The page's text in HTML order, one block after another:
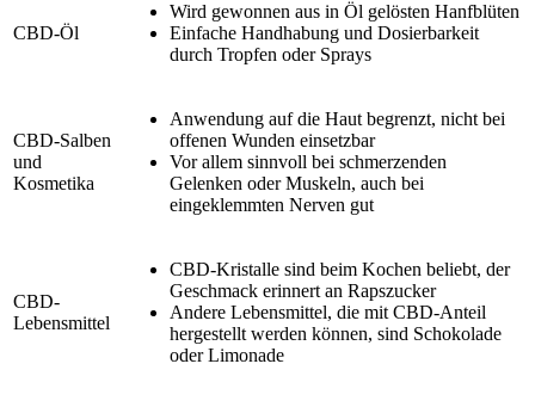
CBD-Öl
Wird gewonnen aus in Öl gelösten Hanfblüten
Einfache Handhabung und Dosierbarkeit
durch Tropfen oder Sprays
CBD-Salben
und
Kosmetika
Anwendung auf die Haut begrenzt, nicht bei
offenen Wunden einsetzbar
Vor allem sinnvoll bei schmerzenden
Gelenken oder Muskeln, auch bei
eingeklemmten Nerven gut
CBD-
Lebensmittel
CBD-Kristalle sind beim Kochen beliebt, der
Geschmack erinnert an Rapszucker
Andere Lebensmittel, die mit CBD-Anteil
hergestellt werden können, sind Schokolade
oder Limonade